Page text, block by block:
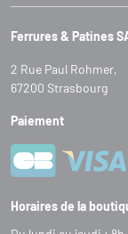
Ferrures & Patines
2 Rue Paul Rohmer,
67200 Strasbourg
Paiement
Horaires de la